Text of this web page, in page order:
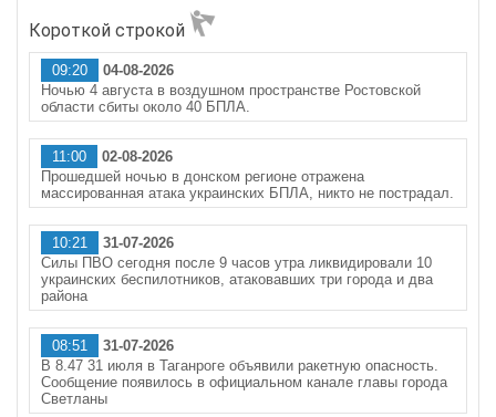
Короткой строкой
09:20
04-08-2026
Ночью 4 августа в воздушном пространстве Ростовской
области сбиты около 40 БПЛА.
11:00
02-08-2026
Прошедшей ночью в донском регионе отражена
массированная атака украинских БПЛА, никто не пострадал.
10:21
31-07-2026
Силы ПВО сегодня после 9 часов утра ликвидировали 10
украинских беспилотников, атаковавших три города и два
района
08:51
31-07-2026
В 8.47 31 июля в Таганроге объявили ракетную опасность.
Сообщение появилось в официальном канале главы города
Светланы